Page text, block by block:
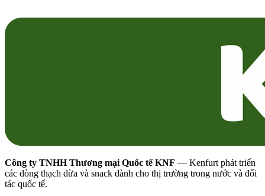
Công ty TNHH Thương mại Quốc tế KNF — Kenfurt phát triển
các dòng thạch dừa và snack dành cho thị trường trong nước và đối
tác quốc tế.